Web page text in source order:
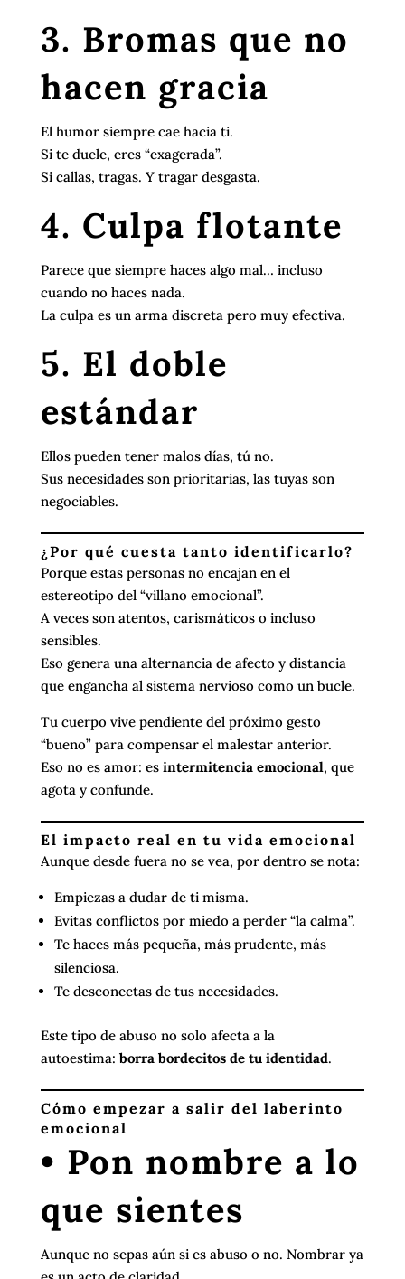
3. Bromas que no
hacen gracia
El humor siempre cae hacia ti.
Si te duele, eres “exagerada”.
Si callas, tragas. Y tragar desgasta.
4. Culpa flotante
Parece que siempre haces algo mal… incluso
cuando no haces nada.
La culpa es un arma discreta pero muy efectiva.
5. El doble
estándar
Ellos pueden tener malos días, tú no.
Sus necesidades son prioritarias, las tuyas son
negociables.
¿Por qué cuesta tanto identificarlo?
Porque estas personas no encajan en el
estereotipo del “villano emocional”.
A veces son atentos, carismáticos o incluso
sensibles.
Eso genera una alternancia de afecto y distancia
que engancha al sistema nervioso como un bucle.
Tu cuerpo vive pendiente del próximo gesto
“bueno” para compensar el malestar anterior.
Eso no es amor: es intermitencia emocional, que
agota y confunde.
El impacto real en tu vida emocional
Aunque desde fuera no se vea, por dentro se nota:
Empiezas a dudar de ti misma.
Evitas conflictos por miedo a perder “la calma”.
Te haces más pequeña, más prudente, más
silenciosa.
Te desconectas de tus necesidades.
Este tipo de abuso no solo afecta a la
autoestima: borra bordecitos de tu identidad.
Cómo empezar a salir del laberinto
emocional
• Pon nombre a lo
que sientes
Aunque no sepas aún si es abuso o no. Nombrar ya